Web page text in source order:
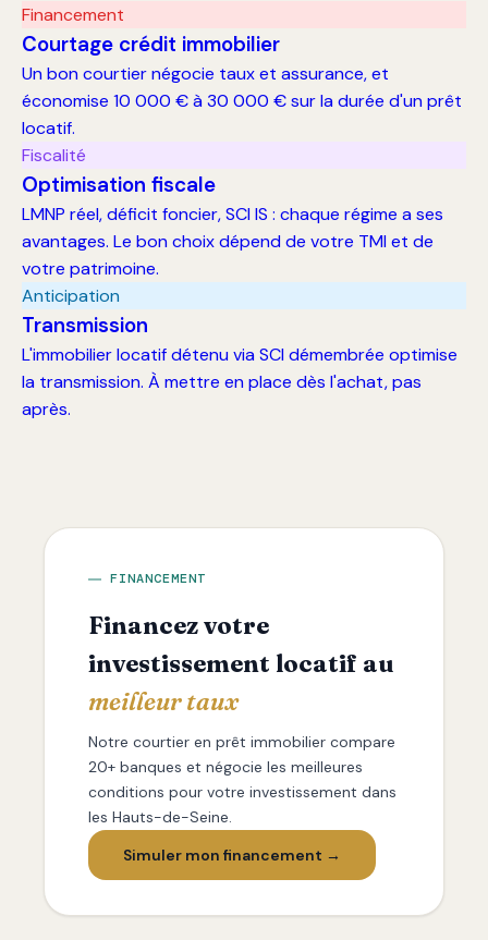
Financement
Courtage crédit immobilier
Un bon courtier négocie taux et assurance, et
économise 10 000 € à 30 000 € sur la durée d'un prêt
locatif.
Fiscalité
Optimisation fiscale
LMNP réel, déficit foncier, SCI IS : chaque régime a ses
avantages. Le bon choix dépend de votre TMI et de
votre patrimoine.
Anticipation
Transmission
L'immobilier locatif détenu via SCI démembrée optimise
la transmission. À mettre en place dès l'achat, pas
après.
FINANCEMENT
Financez votre
investissement locatif au
meilleur taux
Notre courtier en prêt immobilier compare
20+ banques et négocie les meilleures
conditions pour votre investissement dans
les Hauts-de-Seine.
Simuler mon financement →